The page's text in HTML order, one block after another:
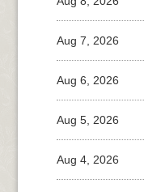
Aug 7, 2026
Aug 6, 2026
Aug 5, 2026
Aug 4, 2026